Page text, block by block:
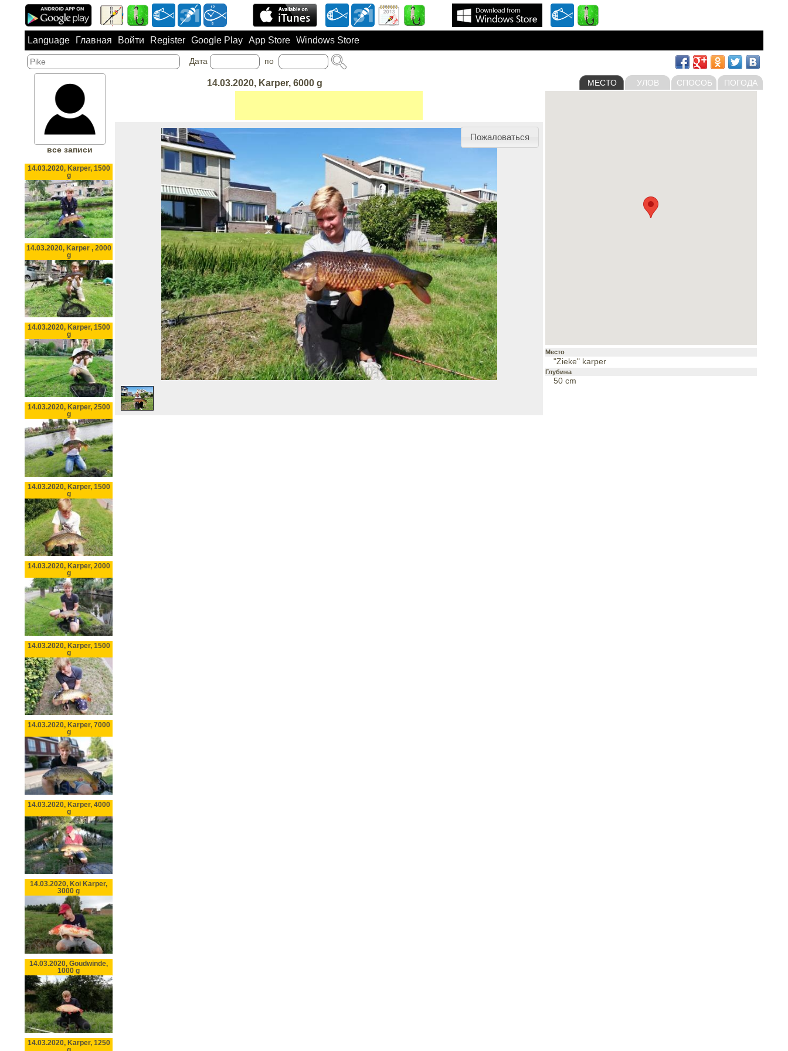
Language Главная Войти Register Google Play App Store Windows Store
Дата по
14.03.2020, Karper, 6000 g МЕСТО УЛОВ СПОСОБ ПОГОДА
все записи
14.03.2020, Karper, 1500
g
14.03.2020, Karper , 2000
g
14.03.2020, Karper, 1500
g
14.03.2020, Karper, 2500
g
14.03.2020, Karper, 1500
g
14.03.2020, Karper, 2000
g
14.03.2020, Karper, 1500
g
14.03.2020, Karper, 7000
g
14.03.2020, Karper, 4000
g
14.03.2020, Koi Karper,
3000 g
14.03.2020, Goudwinde,
1000 g
14.03.2020, Karper, 1250
Пожаловаться
Место
"Zieke" karper
Глубина
50 cm